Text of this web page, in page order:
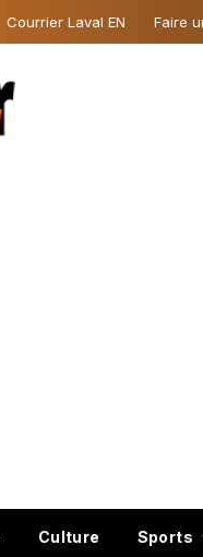
Courrier Laval EN Faire
Culture Sports